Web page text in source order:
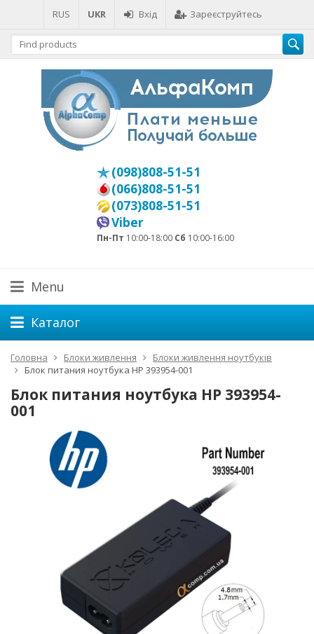
RUS UKR Вхід Зареєструйтесь
(098)808-51-51
(066)808-51-51
(073)808-51-51
Viber
Пн-Пт 10:00-18:00 Сб 10:00-16:00
Menu
Каталог
Головна Блоки живлення
Блоки живлення ноутбуків
Блок питания ноутбука HP 393954-001
Блок питания ноутбука HP 393954-
001